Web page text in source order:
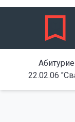
22.02.06